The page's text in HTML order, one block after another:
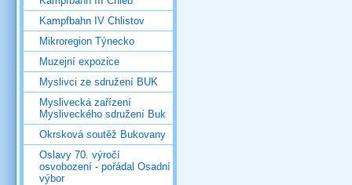
Kampfbahn IV Chlistov
Mikroregion Týnecko
Muzejní expozice
Myslivci ze sdružení BUK
Myslivecká zařízení
Mysliveckého sdružení Buk
Okrsková soutěž Bukovany
Oslavy 70. výročí
osvobození - pořádal Osadní
výbor